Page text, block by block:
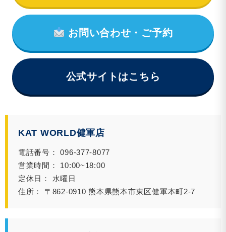
お問い合わせ・ご予約
公式サイトはこちら
KAT WORLD健軍店
電話番号： 096-377-8077
営業時間： 10:00~18:00
定休日： 水曜日
住所： 〒862-0910 熊本県熊本市東区健軍本町2-7